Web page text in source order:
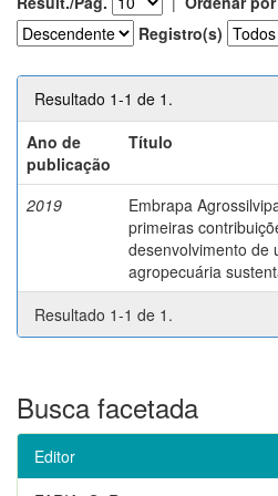
Registro(s)
Resultado 1-1 de 1.
Ano de
publicação
Título
2019
Embrapa
primeiras
desenvolvimento de
agropecuária
Resultado 1-1 de 1.
Busca facetada
Editor